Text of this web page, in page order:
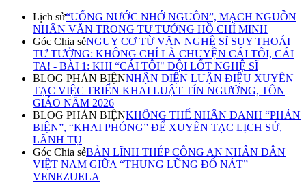
Lịch sử“UỐNG NƯỚC NHỚ NGUỒN”, MẠCH NGUỒN
NHÂN VĂN TRONG TƯ TƯỞNG HỒ CHÍ MINH
Góc Chia sẻNGUY CƠ TỪ VĂN NGHỆ SĨ SUY THOÁI
TƯ TƯỞNG: KHÔNG CHỈ LÀ CHUYỆN CÁI TÔI, CÁI
TA! - BÀI 1: KHI “CÁI TÔI" ĐỘI LỐT NGHỆ SĨ
BLOG PHẢN BIỆNNHẬN DIỆN LUẬN ĐIỆU XUYÊN
TẠC VIỆC TRIỂN KHAI LUẬT TÍN NGƯỠNG, TÔN
GIÁO NĂM 2026
BLOG PHẢN BIỆNKHÔNG THỂ NHÂN DANH “PHẢN
BIỆN”, “KHAI PHÓNG” ĐỂ XUYÊN TẠC LỊCH SỬ,
LÃNH TỤ
Góc Chia sẻBẢN LĨNH THÉP CÔNG AN NHÂN DÂN
VIỆT NAM GIỮA “THUNG LŨNG ĐỔ NÁT”
VENEZUELA